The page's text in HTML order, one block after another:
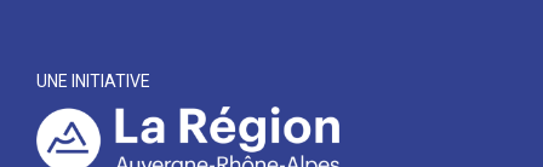
UNE INITIATIVE